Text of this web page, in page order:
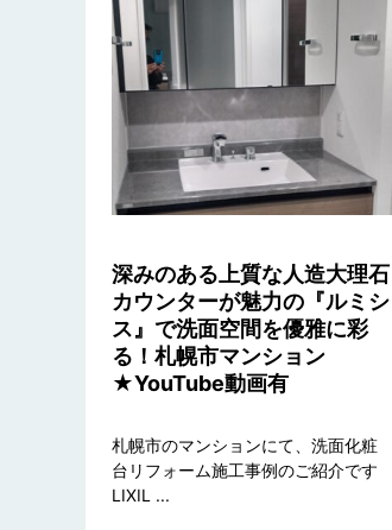
深みのある上質な人造大理石
カウンターが魅力の『ルミシ
ス』で洗面空間を優雅に彩
る！札幌市マンション
★YouTube動画有
札幌市のマンションにて、洗面化粧
台リフォーム施工事例のご紹介です
LIXIL ...